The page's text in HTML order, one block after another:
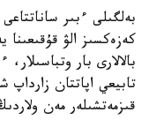
بەلگىلى ءبىر
كەزەكسىز الۋ قۇقىعىنا
بالالارى بار
تابيعي اپاتتان
قىزمەتشىلەر مەن